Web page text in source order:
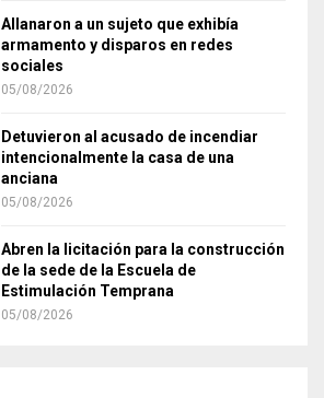
Allanaron a un sujeto que exhibía
armamento y disparos en redes
sociales
05/08/2026
Detuvieron al acusado de incendiar
intencionalmente la casa de una
anciana
05/08/2026
Abren la licitación para la construcción
de la sede de la Escuela de
Estimulación Temprana
05/08/2026